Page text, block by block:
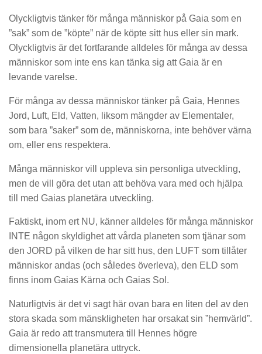
Olyckligtvis tänker för många människor på Gaia som en
”sak” som de ”köpte” när de köpte sitt hus eller sin mark.
Olyckligtvis är det fortfarande alldeles för många av dessa
människor som inte ens kan tänka sig att Gaia är en
levande varelse.
För många av dessa människor tänker på Gaia, Hennes
Jord, Luft, Eld, Vatten, liksom mängder av Elementaler,
som bara ”saker” som de, människorna, inte behöver värna
om, eller ens respektera.
Många människor vill uppleva sin personliga utveckling,
men de vill göra det utan att behöva vara med och hjälpa
till med Gaias planetära utveckling.
Faktiskt, inom ert NU, känner alldeles för många människor
INTE någon skyldighet att vårda planeten som tjänar som
den JORD på vilken de har sitt hus, den LUFT som tillåter
människor andas (och således överleva), den ELD som
finns inom Gaias Kärna och Gaias Sol.
Naturligtvis är det vi sagt här ovan bara en liten del av den
stora skada som mänskligheten har orsakat sin ”hemvärld”.
Gaia är redo att transmutera till Hennes högre
dimensionella planetära uttryck.